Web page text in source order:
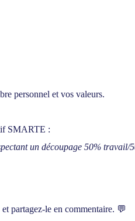
personnel et vos valeurs.
SMARTE :
un découpage 50%
et partagez-le en commentaire. 💬